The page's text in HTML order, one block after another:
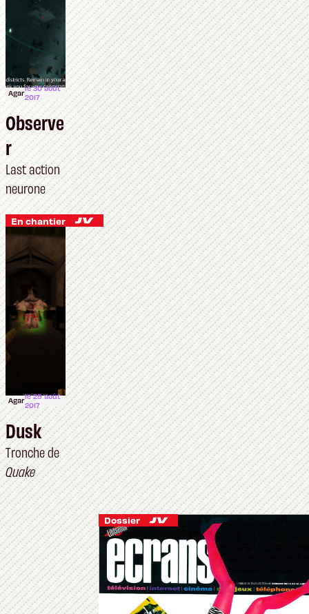
Agar
le 30 août
2017
Observe
r
Last action
neurone
En chantier
Agar
le 29 août
2017
Dusk
Tronche de
Quake
À venir
Dossier
Dossier
Dossier